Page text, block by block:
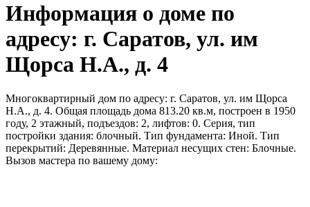
Информация о доме по
адресу: г. Саратов, ул. им
Щорса Н.А., д. 4
Многоквартирный дом по адресу: г. Саратов, ул. им Щорса
Н.А., д. 4. Общая площадь дома 813.20 кв.м, построен в 1950
году, 2 этажный, подъездов: 2, лифтов: 0. Серия, тип
постройки здания: блочный. Тип фундамента: Иной. Тип
перекрытий: Деревянные. Материал несущих стен: Блочные.
Вызов мастера по вашему дому: